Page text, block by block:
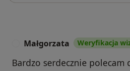
Małgorzata Weryfikacja
Bardzo serdecznie polecam